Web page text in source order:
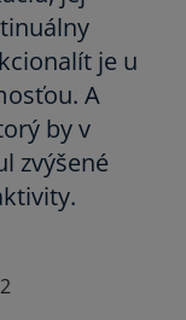
je u
A
by v
zvýšené